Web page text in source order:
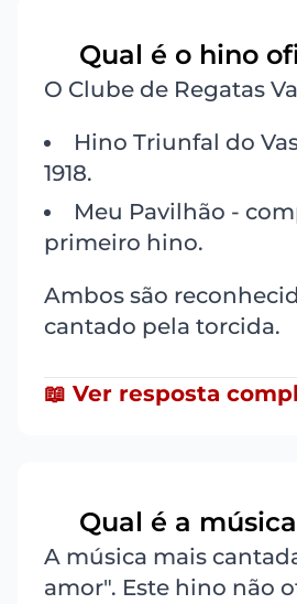
Qual é o hino
O Clube de Regatas
Hino Triunfal do
1918.
Meu Pavilhão -
primeiro hino.
Ambos são
cantado pela torcida.
📖 Ver resposta
Qual é a
A música mais
amor". Este hino não